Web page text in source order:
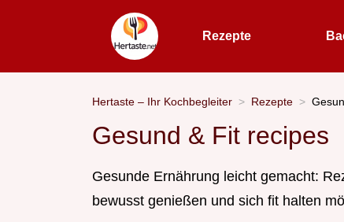
Rezepte
Hertaste – Ihr Kochbegleiter Rezepte
Gesund & Fit recipes
Gesunde Ernährung leicht gemacht:
bewusst genießen und sich fit halten